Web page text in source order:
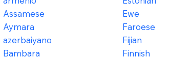
Assamese
Aymara
azerbaiyano
Bambara
Ewe
Faroese
Fijian
Finnish